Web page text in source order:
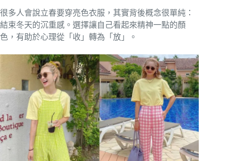
很多人會說立春要穿亮色衣服，其實背後概念很單純：
結束冬天的沉重感。選擇讓自己看起來精神一點的顏
色，有助於心理從「收」轉為「放」。